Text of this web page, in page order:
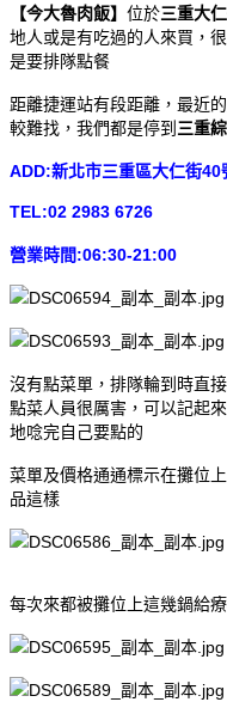
【今大魯肉飯】 位於三重大
地人或是有吃過的人來買，
是要排隊點餐
距離捷運站有段距離，最近
較難找，我們都是停到 三重
ADD:新北市三重區大仁街40
TEL:02 2983 6726
營業時間:06:30-21:00
沒有點菜單，排隊輪到時直
點菜人員很厲害，可以記起
地唸完自己要點的
菜單及價格通通標示在攤位
品這樣
每次來都被攤位上這幾鍋給